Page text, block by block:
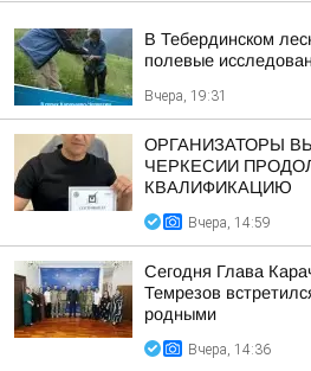
В Тебердинском
полевые
Вчера, 19:31
ОРГАНИЗАТОРЫ
ЧЕРКЕСИИ
КВАЛИФИКАЦИЮ
Вчера, 14:59
Сегодня Глава
Темрезов
родными
Вчера, 14:36